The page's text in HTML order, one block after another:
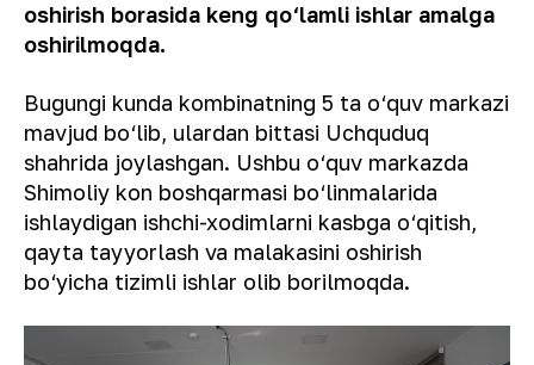
oshirish borasida keng qo‘lamli ishlar amalga
oshirilmoqda.
Bugungi kunda kombinatning 5 ta o‘quv markazi
mavjud bo‘lib, ulardan bittasi Uchquduq
shahrida joylashgan. Ushbu o‘quv markazda
Shimoliy kon boshqarmasi bo‘linmalarida
ishlaydigan ishchi-xodimlarni kasbga o‘qitish,
qayta tayyorlash va malakasini oshirish
bo‘yicha tizimli ishlar olib borilmoqda.